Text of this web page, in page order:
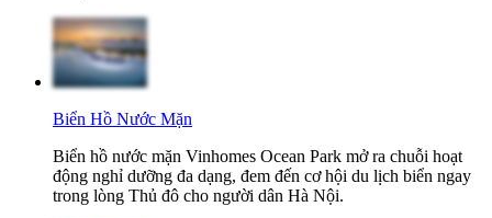
Biển Hồ Nước Mặn
Biển hồ nước mặn Vinhomes Ocean Park mở ra chuỗi hoạt
động nghỉ dưỡng đa dạng, đem đến cơ hội du lịch biển ngay
trong lòng Thủ đô cho người dân Hà Nội.